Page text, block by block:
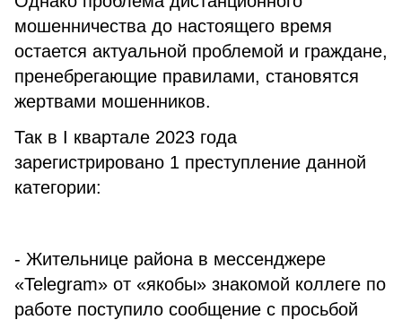
мошенничества до настоящего время
остается актуальной проблемой и граждане,
пренебрегающие правилами, становятся
жертвами мошенников.
Так в I квартале 2023 года
зарегистрировано 1 преступление данной
категории:
- Жительнице района в мессенджере
«Telegram» от «якобы» знакомой коллеге по
работе поступило сообщение с просьбой